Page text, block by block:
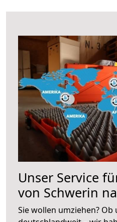
Unser Service
von Schwerin
Sie wollen umziehen? Ob